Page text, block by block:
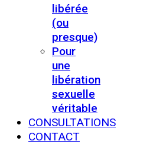
libérée
(ou
presque)
Pour
une
libération
sexuelle
véritable
CONSULTATIONS
CONTACT